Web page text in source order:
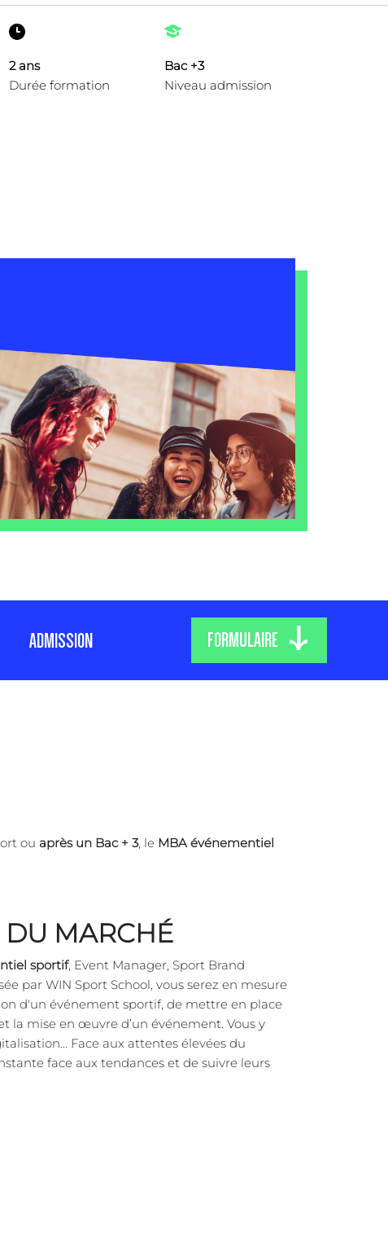
2 ans
Durée formation
Bac +3
Niveau admission
ADMISSION FORMULAIRE
ou après un Bac + 3, le MBA événementiel
DU MARCHÉ
sportif, Event Manager, Sport Brand
par WIN Sport School, vous serez en mesure
d'un événement sportif, de mettre en place
la mise en œuvre d’un événement. Vous y
Face aux attentes élevées du
face aux tendances et de suivre leurs